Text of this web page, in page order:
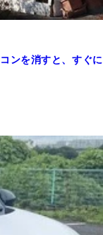
ンを消すと、すぐに